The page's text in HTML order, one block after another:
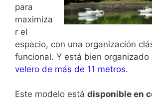
para
maximiza
r el
espacio, con una organización
funcional. Y está bien organizado
velero de más de 11 metros.
Este modelo está disponible en